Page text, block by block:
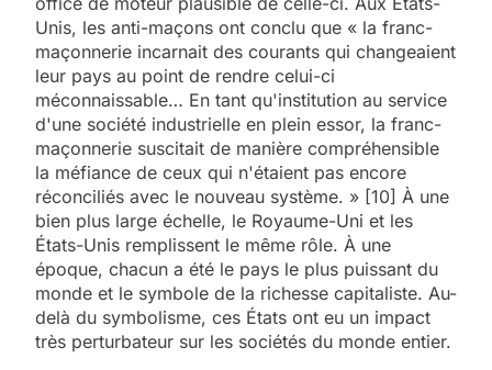
Unis, les anti-maçons ont conclu que « la franc-
maçonnerie incarnait des courants qui changeaient
leur pays au point de rendre celui-ci
méconnaissable… En tant qu'institution au service
d'une société industrielle en plein essor, la franc-
maçonnerie suscitait de manière compréhensible
la méfiance de ceux qui n'étaient pas encore
réconciliés avec le nouveau système. » [10] À une
bien plus large échelle, le Royaume-Uni et les
États-Unis remplissent le même rôle. À une
époque, chacun a été le pays le plus puissant du
monde et le symbole de la richesse capitaliste. Au-
delà du symbolisme, ces États ont eu un impact
très perturbateur sur les sociétés du monde entier.